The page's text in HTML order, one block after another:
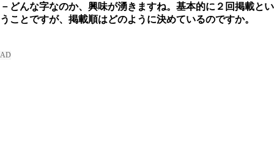
－どんな字なのか、興味が湧きますね。基本的に２回掲載とい
うことですが、掲載順はどのように決めているのですか。